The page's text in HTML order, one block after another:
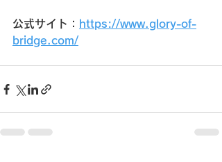
公式サイト：
https://www.glory-of-
bridge.com/